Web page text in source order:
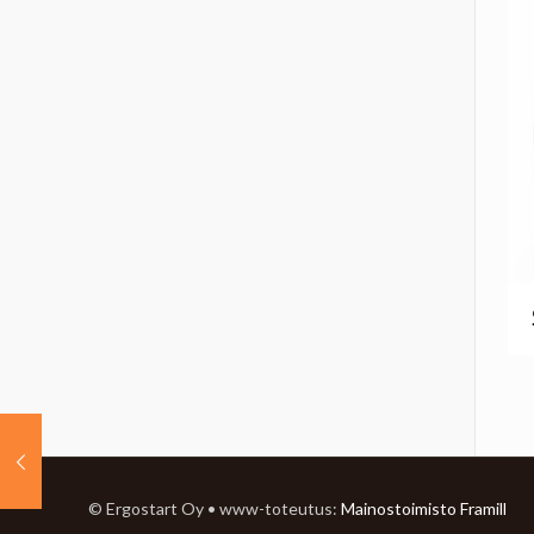
© Ergostart Oy • www-toteutus:Mainostoimisto Framill